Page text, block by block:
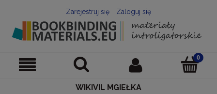
Zarejestruj się Zaloguj się
WIKIVIL MGIEŁKA